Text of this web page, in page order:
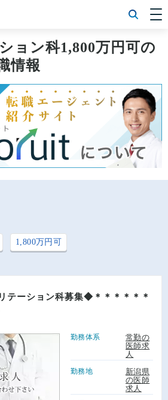
勤] 科目から探す
[常勤] 特徴から探す
勤] エリアから探す
常勤] 科目から探す
医師転職特集
Doctoruitについて
運営者情報
ライバシーポリシー
ョン科1,800万円可の
情報
1,800万円可
テーション科募集◆＊＊＊＊＊＊
勤務体系
常勤の
医師求
人
勤務地
新潟県
の医師
求人